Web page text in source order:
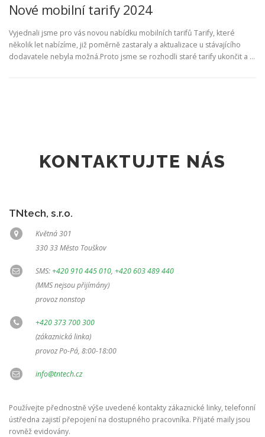
Nové mobilní tarify 2024
Vyjednali jsme pro vás novou nabídku mobilních tarifů Tarify, které
několik let nabízíme, již poměrně zastaraly a aktualizace u stávajícího
dodavatele nebyla možná.Proto jsme se rozhodli staré tarify ukončit a …
KONTAKTUJTE NÁS
TNtech, s.r.o.
Květná 301
330 33 Město Touškov
SMS:+420 910 445 010, +420 603 489 440
(MMS nejsou přijímány)
provoz nonstop
+420 373 700 300
(zákaznická linka)
provoz Po-Pá, 8:00-18:00
info@tntech.cz
Používejte přednostně výše uvedené kontakty zákaznické linky, telefonní
ústředna zajistí přepojení na dostupného pracovníka. Přijaté maily jsou
rovněž evidovány.